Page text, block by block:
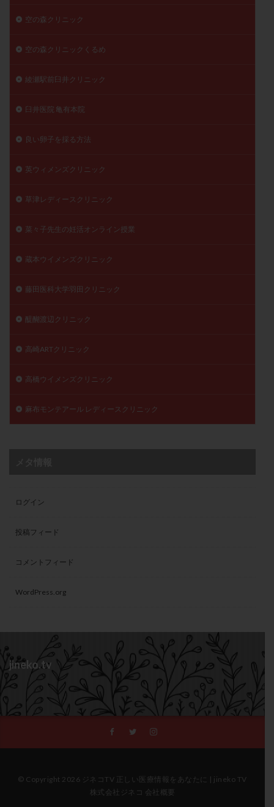
空の森クリニック
空の森クリニックくるめ
綾瀬駅前臼井クリニック
臼井医院 亀有本院
良い卵子を採る方法
英ウィメンズクリニック
草津レディースクリニック
菜々子先生の妊活オンライン授業
蔵本ウイメンズクリニック
藤田医科大学羽田クリニック
醍醐渡辺クリニック
高崎ARTクリニック
高橋ウイメンズクリニック
麻布モンテアール レディースクリニック
ログイン
投稿フィード
コメントフィード
WordPress.org
jineko.tv
© Copyright 2026 ジネコTV 正しい医療情報をあなたに | jineko TV
株式会社ジネコ 会社概要